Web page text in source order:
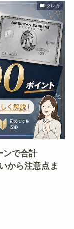
クレカ
ンで合計
から注意点ま